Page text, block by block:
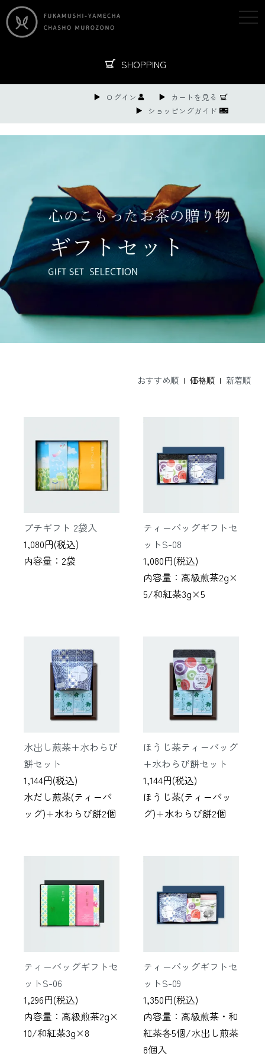
SHOPPING
ログイン
カートを見る
ショッピングガイド
おすすめ順| 価格順 | 新着順
プチギフト 2袋入
1,080円(税込)
内容量：2袋
ティーバッグギフトセ
ットS-08
1,080円(税込)
内容量：高級煎茶2g×
5/和紅茶3g×5
水出し煎茶+水わらび
餅セット
1,144円(税込)
水だし煎茶(ティーバ
ッグ)+水わらび餅2個
ほうじ茶ティーバッグ
+水わらび餅セット
1,144円(税込)
ほうじ茶(ティーバッ
グ)+水わらび餅2個
ティーバッグギフトセ
ットS-06
1,296円(税込)
内容量：高級煎茶2g×
10/和紅茶3g×8
ティーバッグギフトセ
ットS-09
1,350円(税込)
内容量：高級煎茶・和
紅茶各5個/水出し煎茶
8個入